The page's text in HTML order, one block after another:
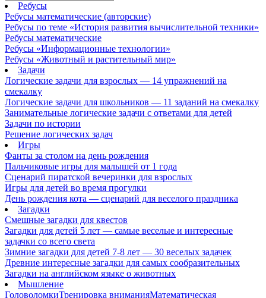
Ребусы
Ребусы математические (авторские)
Ребусы по теме «История развития вычислительной техники»
Ребусы математические
Ребусы «Информационные технологии»
Ребусы «Животный и растительный мир»
Задачи
Логические задачи для взрослых — 14 упражнений на
смекалку
Логические задачи для школьников — 11 заданий на смекалку
Занимательные логические задачи с ответами для детей
Задачи по истории
Решение логических задач
Игры
Фанты за столом на день рождения
Пальчиковые игры для малышей от 1 года
Сценарий пиратской вечеринки для взрослых
Игры для детей во время прогулки
День рождения кота — сценарий для веселого праздника
Загадки
Смешные загадки для квестов
Загадки для детей 5 лет — самые веселые и интересные
задачки со всего света
Зимние загадки для детей 7-8 лет — 30 веселых задачек
Древние интересные загадки для самых сообразительных
Загадки на английском языке о животных
Мышление
ГоловоломкиТренировка вниманияМатематическая